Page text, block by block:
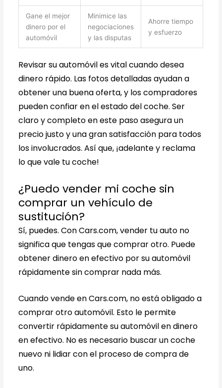
Gane el mejor
dinero por el
automóvil
Minimice las
negociaciones
y las disputas
Ahorre tiempo
y esfuerzo
Revisar su automóvil es vital cuando desea
dinero rápido. Las fotos detalladas ayudan a
obtener una buena oferta, y los compradores
pueden confiar en el estado del coche. Ser
claro y completo en este paso asegura un
precio justo y una gran satisfacción para todos
los involucrados. Así que, ¡adelante y reclama
lo que vale tu coche!
¿Puedo vender mi coche sin
comprar un vehículo de
sustitución?
Sí, puedes. Con Cars.com, vender tu auto no
significa que tengas que comprar otro. Puede
obtener dinero en efectivo por su automóvil
rápidamente sin comprar nada más.
Cuando vende en Cars.com, no está obligado a
comprar otro automóvil. Esto le permite
convertir rápidamente su automóvil en dinero
en efectivo. No es necesario buscar un coche
nuevo ni lidiar con el proceso de compra de
uno.